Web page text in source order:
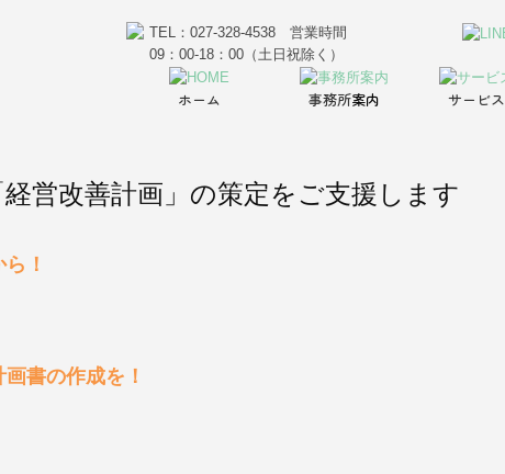
ホーム 事務所案内 サービス
経営改善計画」の策定をご支援します
！
書の作成を！